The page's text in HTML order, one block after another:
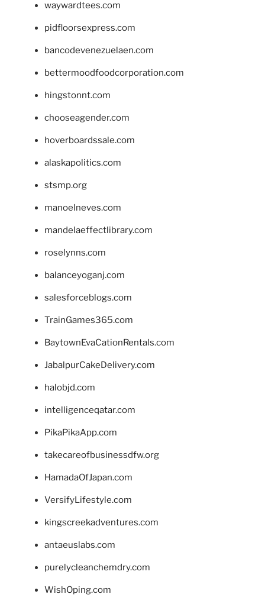
waywardtees.com
pidfloorsexpress.com
bancodevenezuelaen.com
bettermoodfoodcorporation.com
hingstonnt.com
chooseagender.com
hoverboardssale.com
alaskapolitics.com
stsmp.org
manoelneves.com
mandelaeffectlibrary.com
roselynns.com
balanceyoganj.com
salesforceblogs.com
TrainGames365.com
BaytownEvaCationRentals.com
JabalpurCakeDelivery.com
halobjd.com
intelligenceqatar.com
PikaPikaApp.com
takecareofbusinessdfw.org
HamadaOfJapan.com
VersifyLifestyle.com
kingscreekadventures.com
antaeuslabs.com
purelycleanchemdry.com
WishOping.com